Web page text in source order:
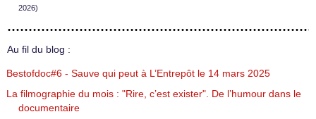
2026)
Au fil du blog :
Bestofdoc#6 - Sauve qui peut à L’Entrepôt le 14 mars 2025
La filmographie du mois : "Rire, c’est exister". De l’humour dans le
documentaire